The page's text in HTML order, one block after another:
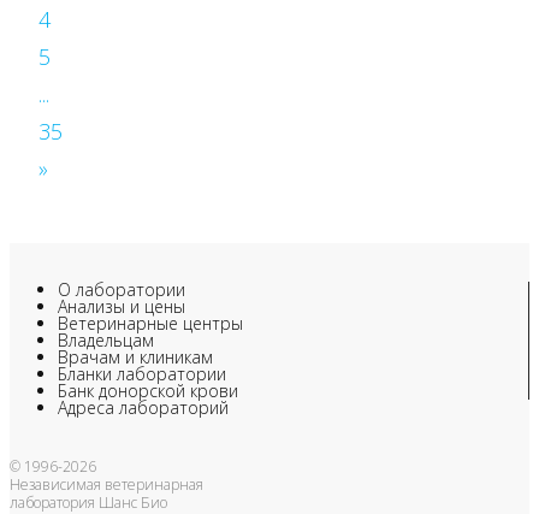
4
5
...
35
»
О лаборатории
Анализы и цены
Ветеринарные центры
Владельцам
Врачам и клиникам
Бланки лаборатории
Банк донорской крови
Адреса лабораторий
© 1996-2026
Независимая ветеринарная
лаборатория Шанс Био